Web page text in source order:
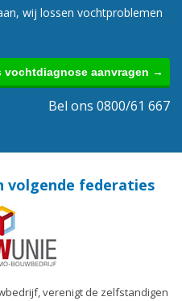
wij lossen vochtproblemen
vochtdiagnose aanvragen →
Bel ons 0800/61 667
volgende federaties
verenigt de zelfstandigen